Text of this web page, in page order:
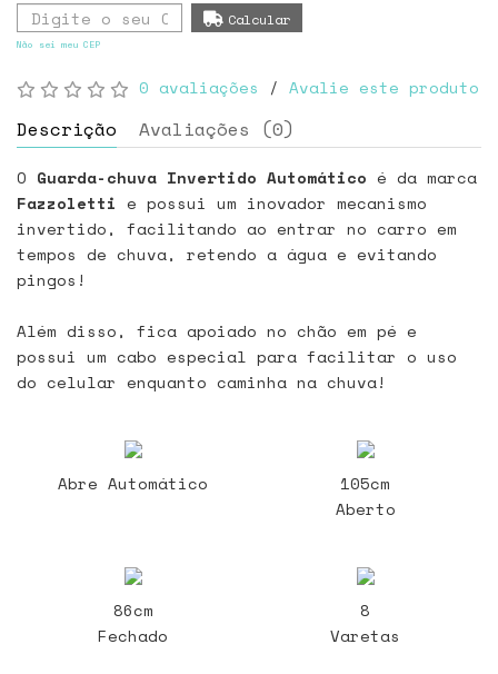
Não sei meu CEP
0 avaliações / Avalie este produto
Descrição Avaliações (0)
O Guarda-chuva Invertido Automático é da marca
Fazzoletti e possui um inovador mecanismo
invertido, facilitando ao entrar no carro em
tempos de chuva, retendo a água e evitando
pingos!
Além disso, fica apoiado no chão em pé e
possui um cabo especial para facilitar o uso
do celular enquanto caminha na chuva!
Abre Automático
105cm
Aberto
86cm
Fechado
8
Varetas